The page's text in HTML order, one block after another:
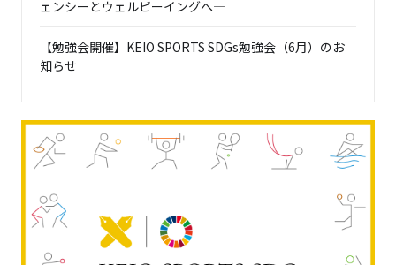
ェンシーとウェルビーイングへ―
【勉強会開催】KEIO SPORTS SDGs勉強会（6月）のお
知らせ